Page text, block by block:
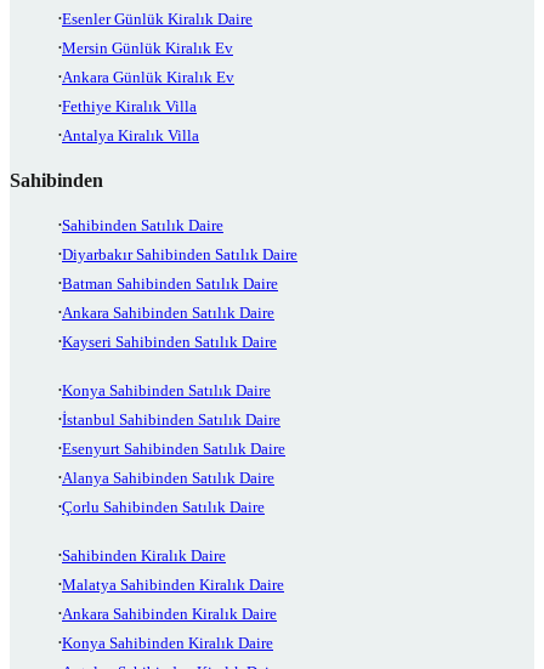
Esenler Günlük Kiralık Daire
Mersin Günlük Kiralık Ev
Ankara Günlük Kiralık Ev
Fethiye Kiralık Villa
Antalya Kiralık Villa
Sahibinden
Sahibinden Satılık Daire
Diyarbakır Sahibinden Satılık Daire
Batman Sahibinden Satılık Daire
Ankara Sahibinden Satılık Daire
Kayseri Sahibinden Satılık Daire
Konya Sahibinden Satılık Daire
İstanbul Sahibinden Satılık Daire
Esenyurt Sahibinden Satılık Daire
Alanya Sahibinden Satılık Daire
Çorlu Sahibinden Satılık Daire
Sahibinden Kiralık Daire
Malatya Sahibinden Kiralık Daire
Ankara Sahibinden Kiralık Daire
Konya Sahibinden Kiralık Daire